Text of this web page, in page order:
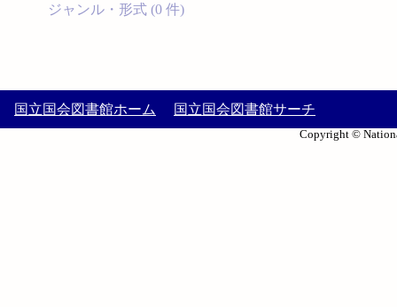
ジャンル・形式 (0 件)
国立国会図書館ホーム 国立国会図書館サーチ
Copyright ©